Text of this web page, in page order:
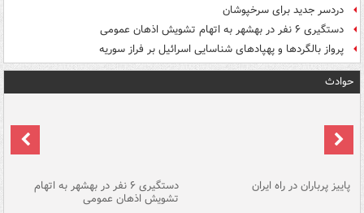
دردسر جدید برای سرخپوشان
دستگیری ۶ نفر در بهشهر به اتهام تشویش اذهان عمومی
پرواز بالگردها و پهپادهای شناسایی اسرائیل بر فراز سوریه
حوادث
پاییز پرباران در راه ایران دستگیری ۶ نفر در بهشهر به اتهام
تشویش اذهان عمومی